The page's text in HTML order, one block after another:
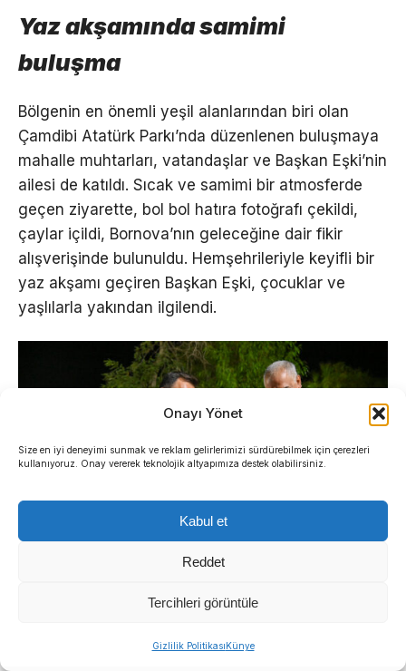
Onayı Yönet
Size en iyi deneyimi sunmak ve reklam gelirlerimizi sürdürebilmek için çerezleri
kullanıyoruz. Onay vererek teknolojik altyapımıza destek olabilirsiniz.
Kabul et
Reddet
Tercihleri görüntüle
Gizlilik PolitikasıKünye
Yaz akşamında samimi
buluşma
Bölgenin en önemli yeşil alanlarından biri olan
Çamdibi Atatürk Parkı’nda düzenlenen buluşmaya
mahalle muhtarları, vatandaşlar ve Başkan Eşki’nin
ailesi de katıldı. Sıcak ve samimi bir atmosferde
geçen ziyarette, bol bol hatıra fotoğrafı çekildi,
çaylar içildi, Bornova’nın geleceğine dair fikir
alışverişinde bulunuldu. Hemşehrileriyle keyifli bir
yaz akşamı geçiren Başkan Eşki, çocuklar ve
yaşlılarla yakından ilgilendi.